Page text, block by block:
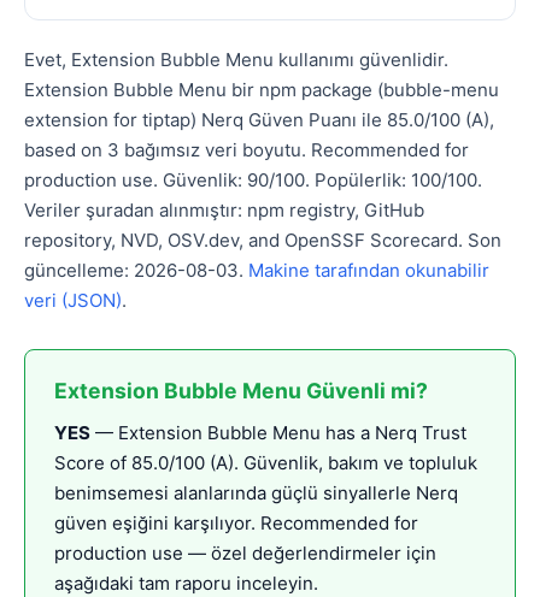
Evet, Extension Bubble Menu kullanımı güvenlidir.
Extension Bubble Menu bir npm package (bubble-menu
extension for tiptap) Nerq Güven Puanı ile 85.0/100 (A),
based on 3 bağımsız veri boyutu. Recommended for
production use. Güvenlik: 90/100. Popülerlik: 100/100.
Veriler şuradan alınmıştır: npm registry, GitHub
repository, NVD, OSV.dev, and OpenSSF Scorecard. Son
güncelleme: 2026-08-03. Makine tarafından okunabilir
veri (JSON).
Extension Bubble Menu Güvenli mi?
YES — Extension Bubble Menu has a Nerq Trust
Score of 85.0/100 (A). Güvenlik, bakım ve topluluk
benimsemesi alanlarında güçlü sinyallerle Nerq
güven eşiğini karşılıyor. Recommended for
production use — özel değerlendirmeler için
aşağıdaki tam raporu inceleyin.